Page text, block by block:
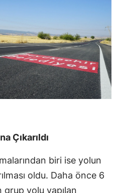
Çıkarıldı
biri ise yolun
oldu. Daha önce 6
yolu yapılan